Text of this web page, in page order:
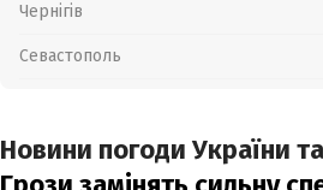
Чернігів
Севастополь
Новини погоди України та